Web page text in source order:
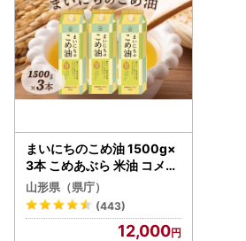
まいにちのこめ油 1500g×
3本 こめあぶら 米油 コメ油
揚げ物 炒め物 サラダ 山形
県 食用油 食用オイル 調理
油 油 食品 山形県 F2Y-173
山形県（県庁）
(443)
12,000